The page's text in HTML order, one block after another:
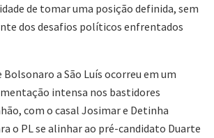
de tomar uma posição definida, sem
dos desafios políticos enfrentados
a São Luís ocorreu em um
intensa nos bastidores
com o casal Josimar e Detinha
o PL se alinhar ao pré-candidato Duarte